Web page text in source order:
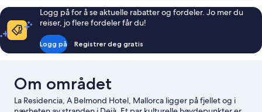
Logg på for å se aktuelle rabatter og fordeler. Jo mer du
reiser, jo flere fordeler får du!
Logg på Registrer deg gratis
Om området
La Residencia, A Belmond Hotel, Mallorca ligger på fjellet og i